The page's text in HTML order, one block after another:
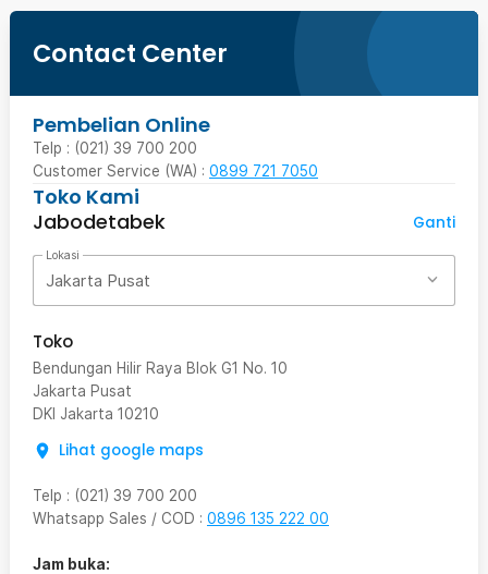
Contact Center
Pembelian Online
Telp : (021) 39 700 200
Customer Service (WA) : 0899 721 7050
Toko Kami
Jabodetabek
Ganti
Lokasi
Jakarta Pusat
Toko
Bendungan Hilir Raya Blok G1 No. 10
Jakarta Pusat
DKI Jakarta 10210
Lihat google maps
Telp : (021) 39 700 200
Whatsapp Sales / COD : 0896 135 222 00
Jam buka: